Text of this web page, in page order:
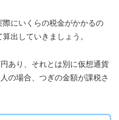
にいくらの税金がかかるの
出していきましょう。
あり、それとは別に仮想通貨
の場合、つぎの金額が課税さ